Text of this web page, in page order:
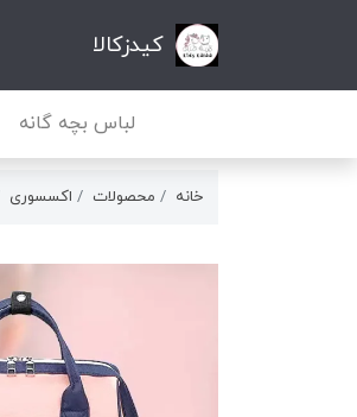
کیدزکالا
لباس بچه گانه
خانه محصولات اکسسوری